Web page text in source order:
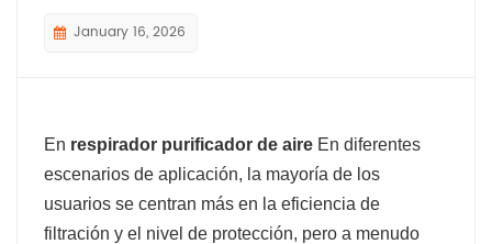
January 16, 2026
En respirador purificador de aire En diferentes
escenarios de aplicación, la mayoría de los
usuarios se centran más en la eficiencia de
filtración y el nivel de protección, pero a menudo